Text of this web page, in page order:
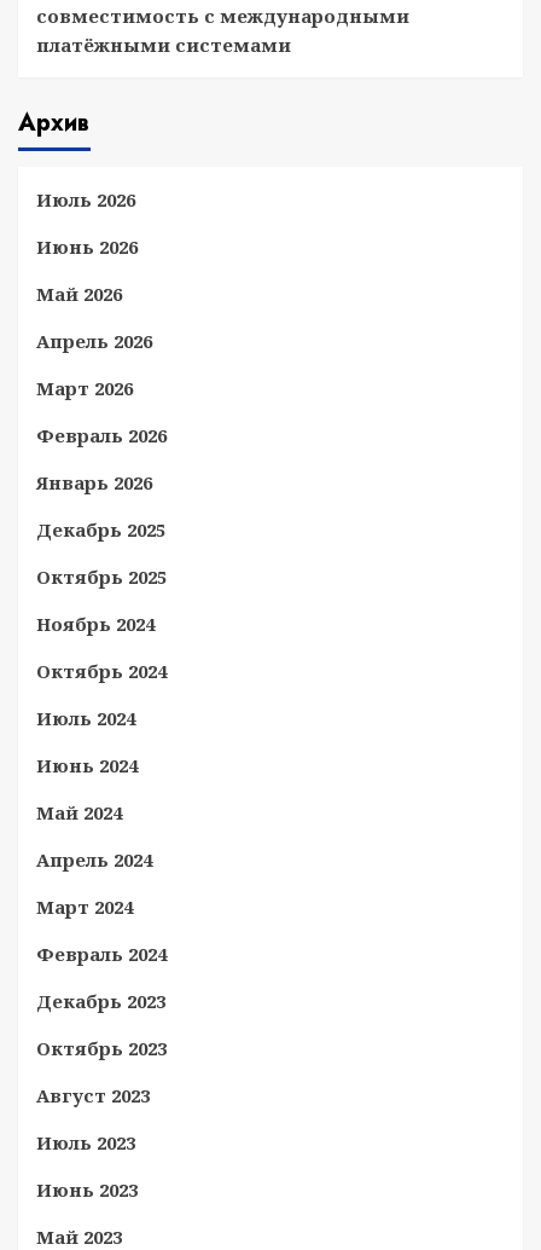
совместимость с международными
платёжными системами
Архив
Июль 2026
Июнь 2026
Май 2026
Апрель 2026
Март 2026
Февраль 2026
Январь 2026
Декабрь 2025
Октябрь 2025
Ноябрь 2024
Октябрь 2024
Июль 2024
Июнь 2024
Май 2024
Апрель 2024
Март 2024
Февраль 2024
Декабрь 2023
Октябрь 2023
Август 2023
Июль 2023
Июнь 2023
Май 2023